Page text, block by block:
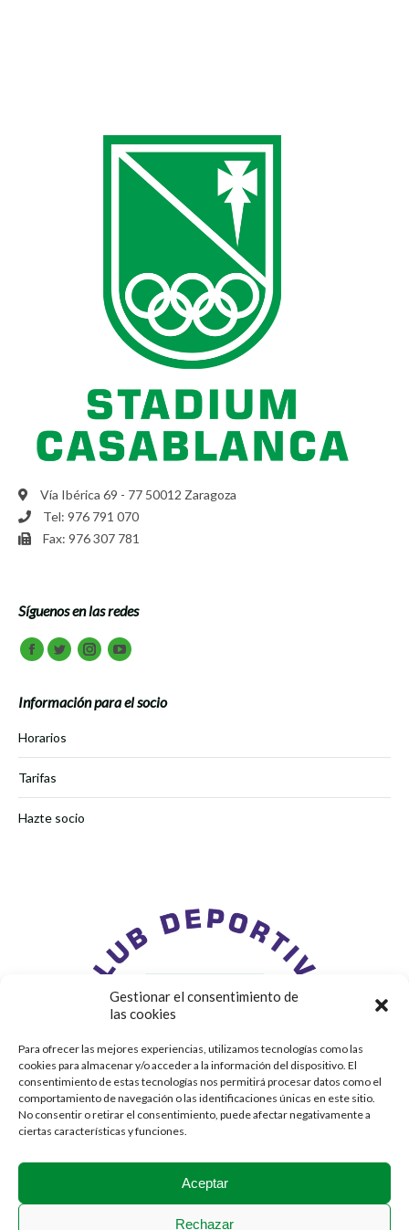
Gestionar el consentimiento de
las cookies
Para ofrecer las mejores experiencias, utilizamos tecnologías como las
cookies para almacenar y/o acceder a la información del dispositivo. El
consentimiento de estas tecnologías nos permitirá procesar datos como el
comportamiento de navegación o las identificaciones únicas en este sitio.
No consentir o retirar el consentimiento, puede afectar negativamente a
ciertas características y funciones.
Aceptar
Rechazar
Vía Ibérica 69 - 77 50012 Zaragoza
Tel: 976 791 070
Fax: 976 307 781
Síguenos en las redes
Encuéntranos en:
Facebook
TwitterInstagramYoutube
Información para el socio
Horarios
Tarifas
Hazte socio